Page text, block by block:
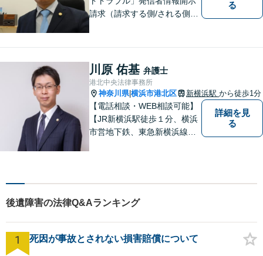
請求（請求する側/される側）
より最善の解決へ導きます。
遠方で来所困難な方もお気軽
にご相談ください。
る
川原 佑基 弁護士
港北中央法律事務所
神奈川県|横浜市港北区 新横浜駅 から徒歩1分
【電話相談・WEB相談可能】
【JR新横浜駅徒歩１分、横浜
市営地下鉄、東急新横浜線新
り】
詳細を見
る
後遺障害の法律Q&Aランキング
1 死因が事故とされない損害賠償について